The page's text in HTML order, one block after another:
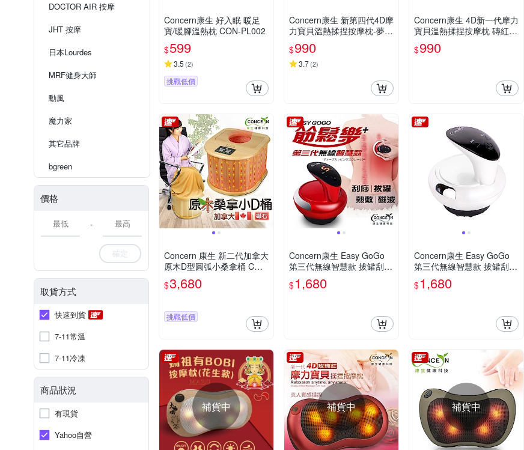
DOCTOR AIR 按摩
JHT 按摩
日本Lourdes
MRF健身大師
勳風
魔力家
其它品牌
bgreen
價格
-
確定
取貨方式
快速到貨
7-11常溫
7-11冷凍
商品狀況
有現貨
Yahoo自營
Concern康生 好入眠 暖足
寶/暖腳溫熱枕 CON-PL002
$599
3.5 (2)
挑戰低價
Concern康生 新第四代4D摩
力寶貝溫熱揉捏按摩枕-夢幻
紫 CON-1288
$990
3.7(2)
Concern康生 4D新一代摩力
寶貝溫熱揉捏按摩枕 磚紅色
CON-1366
$990
Concern 康生 新二代加拿大
原木D型圓弧小桑拿桶 CON
-SN302 保暖推薦
$3,680
挑戰低價
Concern康生 Easy GoGo
第三代無線智慧款 拔罐刮痧
儀 玫瑰紅
$1,680
Concern康生 Easy GoGo
第三代無線智慧款 拔罐刮痧
儀 珍珠白
$1,680
補貨中 補貨中 補貨中